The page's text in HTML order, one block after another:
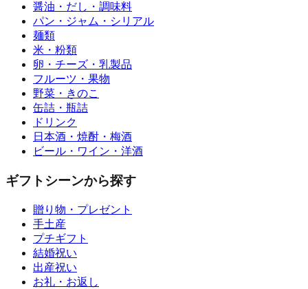
醤油・だし・調味料
パン・ジャム・シリアル
麺類
米・粉類
卵・チーズ・乳製品
フルーツ・果物
野菜・きのこ
缶詰・瓶詰
ドリンク
日本酒・焼酎・梅酒
ビール・ワイン・洋酒
ギフトシーンから探す
贈り物・プレゼント
手土産
プチギフト
結婚祝い
出産祝い
お礼・お返し